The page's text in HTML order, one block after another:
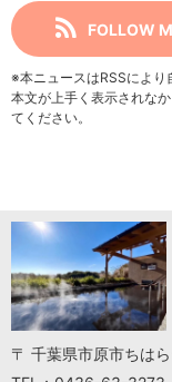
FOLLOW
※本ニュースはRSSにより
本文が上手く表示されな
てください。
〒 千葉県市原市ちは